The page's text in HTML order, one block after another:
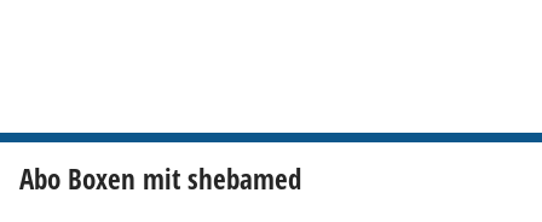
Abo Boxen mit shebamed